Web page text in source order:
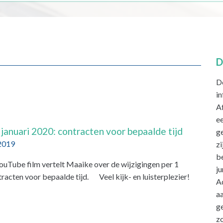
2020: contracten voor bepaalde tijd
film vertelt Maaike over de wijzigingen per 1
voor bepaalde tijd. Veel kijk- en luisterplezier!